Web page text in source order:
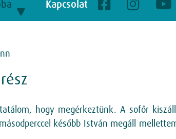
Kapcsolat
hogy megérkeztünk. A sofőr
később István megáll